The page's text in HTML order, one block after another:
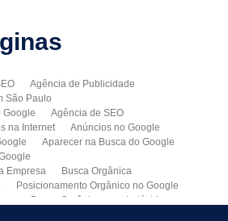
Agência de Publicidade
São Paulo
Google
Agência de SEO
na Internet
Anúncios no Google
Aparecer na Busca do Google
Empresa
Busca Orgânica
Posicionamento Orgânico no Google
Busca Orgânica para Indústrias